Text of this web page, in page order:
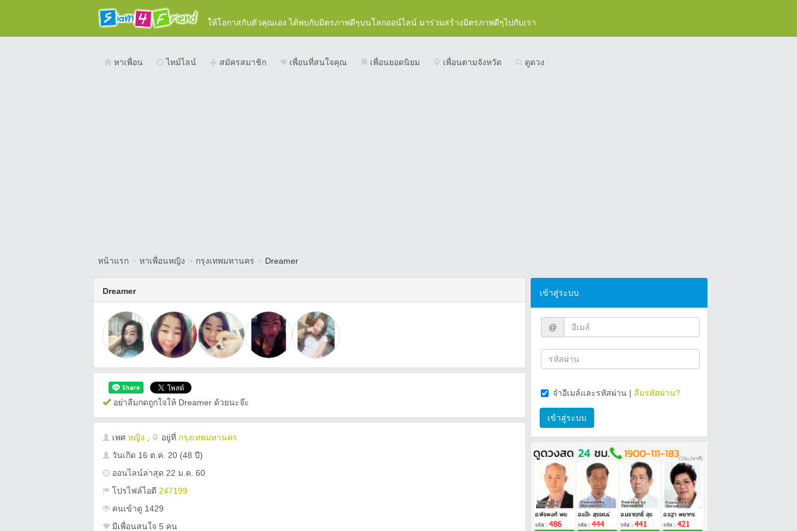
ให้โอกาสกับตัวคุณเอง ได้พบกับมิตรภาพดีๆบนโลกออน์ไลน์ มาร่วมสร้างมิตรภาพดีๆไปกับเรา
หาเพื่อน ไทม์ไลน์ สมัครสมาชิก เพื่อนที่สนใจคุณ เพื่อนยอดนิยม เพื่อนตามจังหวัด ดูดวง
หน้าแรก > หาเพื่อนหญิง > กรุงเทพมหานคร > Dreamer
Dreamer
อย่าลืมกดถูกใจให้ Dreamer ด้วยนะจ๊ะ
เพศ หญิง อยู่ที่ กรุงเทพมหานคร
วันเกิด 16 ต.ค. 20 (48 ปี)
ออนไลน์ล่าสุด 22 ม.ค. 60
โปรไฟล์ไอดี 247199
คนเข้าดู 1429
มีเพื่อนสนใจ 5 คน
เข้าสู่ระบบ
@
จำอีเมล์และรหัสผ่าน | ลืมรหัสผ่าน?
เข้าสู่ระบบ